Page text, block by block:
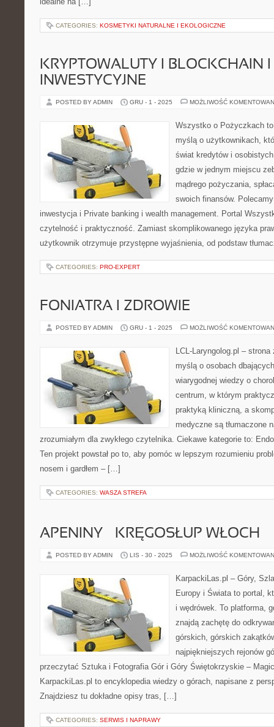
CATEGORIES: KOSMETYKI NATURALNE I EKOLOGICZNE
KRYPTOWALUTY I BLOCKCHAIN
INWESTYCYJNE
POSTED BY ADMIN GRU - 1 - 2025 MOŻLIWOŚĆ
Wszystko o Pożyczkach
myślą o użytkownikach,
świat kredytów i
gdzie w jednym miejscu
mądrego pożyczania,
swoich finansów.
inwestycja i Private banking i wealth management. Portal
czytelność i praktyczność. Zamiast skomplikowanego języka
użytkownik otrzymuje przystępne wyjaśnienia, od podstaw
CATEGORIES: PRO-EXPERT
FONIATRA I ZDROWIE
POSTED BY ADMIN GRU - 1 - 2025 MOŻLIWOŚĆ
LCL-Laryngolog.pl –
myślą o osobach
wiarygodnej wiedzy o
centrum, w którym
praktyką kliniczną, a
medyczne są tłumaczone
zrozumiałym dla zwykłego czytelnika. Ciekawe kategorie to:
Ten projekt powstał po to, aby pomóc w lepszym rozumieniu
nosem i gardłem – […]
CATEGORIES: WASZA STREFA
APENINY – KRĘGOSŁUP WŁOCH
POSTED BY ADMIN LIS - 30 - 2025 MOŻLIWOŚĆ
KarpackiLas.pl – Góry,
Europy i Świata to portal,
i wędrówek. To platforma,
znajdą zachętę do
górskich, górskich
najpiękniejszych rejonów
przeczytać Sztuka i Fotografia Gór i Góry Świętokrzyskie –
KarpackiLas.pl to encyklopedia wiedzy o górach, napisane z
Znajdziesz tu dokładne opisy tras, […]
CATEGORIES: SERWIS I NAPRAWY